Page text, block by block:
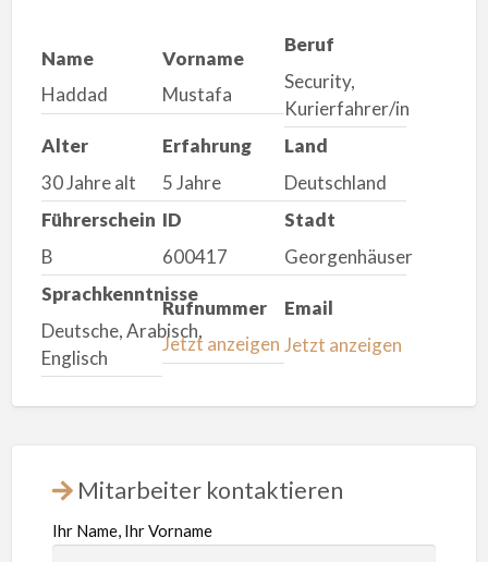
Name
Haddad
Vorname
Mustafa
Beruf
Security,
Kurierfahrer/in
Alter
30 Jahre alt
Erfahrung
5 Jahre
Land
Deutschland
Führerschein
B
ID
600417
Stadt
Georgenhäuser
Sprachkenntnisse
Deutsche, Arabisch,
Englisch
Rufnummer
Jetzt anzeigen
Email
Jetzt anzeigen
Mitarbeiter kontaktieren
Ihr Name, Ihr Vorname